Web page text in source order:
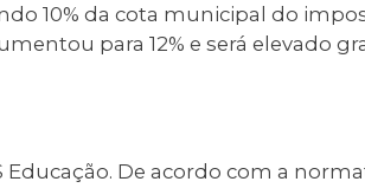
10% da cota municipal do
para 12% e será elevado
De acordo com a